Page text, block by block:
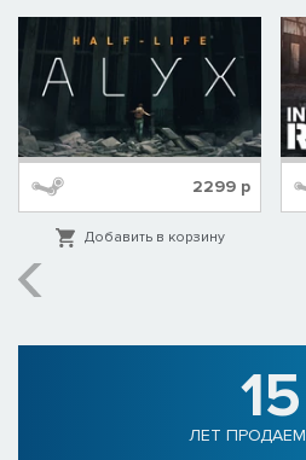
2299р
Добавить в корзину
15
ЛЕТ